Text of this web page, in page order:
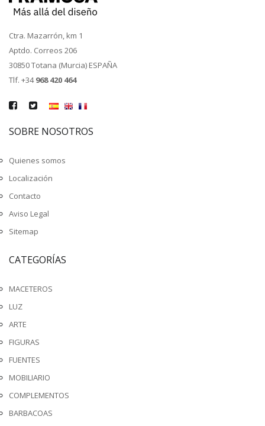
Ctra. Mazarrón, km 1
Aptdo. Correos 206
30850 Totana (Murcia) ESPAÑA
Tlf. +34968 420 464
SOBRE NOSOTROS
Quienes somos
Localización
Contacto
Aviso Legal
Sitemap
CATEGORÍAS
MACETEROS
LUZ
ARTE
FIGURAS
FUENTES
MOBILIARIO
COMPLEMENTOS
BARBACOAS